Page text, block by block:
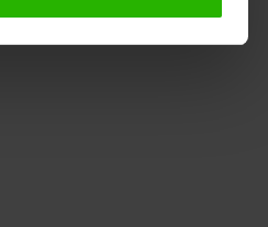
altijd wijzigen of